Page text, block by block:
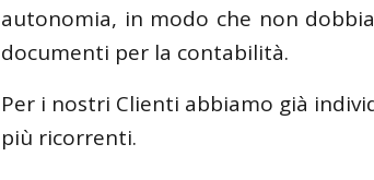
autonomia, in modo che non
documenti per la contabilità.
Per i nostri Clienti abbiamo già
più ricorrenti.